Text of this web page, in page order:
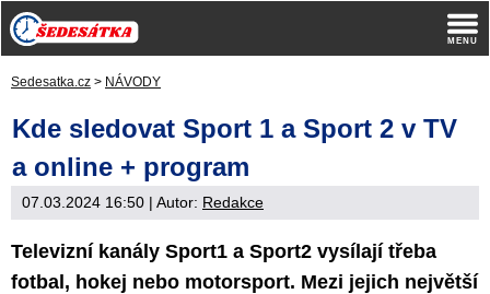
Sedesatka.cz > NÁVODY
Kde sledovat Sport 1 a Sport 2 v TV
a online + program
07.03.2024 16:50 | Autor: Redakce
Televizní kanály Sport1 a Sport2 vysílají třeba
fotbal, hokej nebo motorsport. Mezi jejich největší